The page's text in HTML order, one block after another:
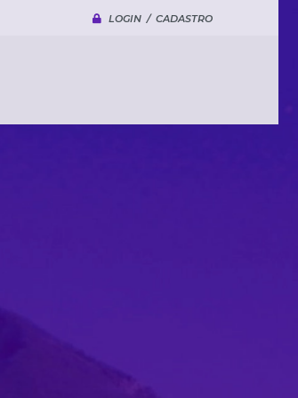
LOGIN / CADASTRO